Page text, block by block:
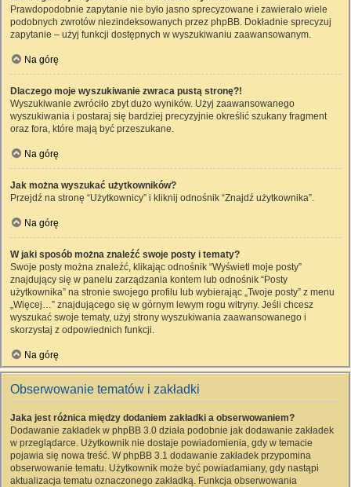
Prawdopodobnie zapytanie nie było jasno sprecyzowane i zawierało wiele
podobnych zwrotów niezindeksowanych przez phpBB. Dokładnie sprecyzuj
zapytanie – użyj funkcji dostępnych w wyszukiwaniu zaawansowanym.
Na górę
Dlaczego moje wyszukiwanie zwraca pustą stronę?!
Wyszukiwanie zwróciło zbyt dużo wyników. Użyj zaawansowanego
wyszukiwania i postaraj się bardziej precyzyjnie określić szukany fragment
oraz fora, które mają być przeszukane.
Na górę
Jak można wyszukać użytkowników?
Przejdź na stronę “Użytkownicy” i kliknij odnośnik “Znajdź użytkownika”.
Na górę
W jaki sposób można znaleźć swoje posty i tematy?
Swoje posty można znaleźć, klikając odnośnik “Wyświetl moje posty”
znajdujący się w panelu zarządzania kontem lub odnośnik “Posty
użytkownika” na stronie swojego profilu lub wybierając „Twoje posty” z menu
„Więcej…” znajdującego się w górnym lewym rogu witryny. Jeśli chcesz
wyszukać swoje tematy, użyj strony wyszukiwania zaawansowanego i
skorzystaj z odpowiednich funkcji.
Na górę
Obserwowanie tematów i zakładki
Jaka jest różnica między dodaniem zakładki a obserwowaniem?
Dodawanie zakładek w phpBB 3.0 działa podobnie jak dodawanie zakładek
w przeglądarce. Użytkownik nie dostaje powiadomienia, gdy w temacie
pojawia się nowa treść. W phpBB 3.1 dodawanie zakładek przypomina
obserwowanie tematu. Użytkownik może być powiadamiany, gdy nastąpi
aktualizacja tematu oznaczonego zakładką. Funkcja obserwowania